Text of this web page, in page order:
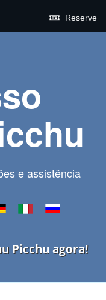
Reserve
e assistência
Picchu agora!